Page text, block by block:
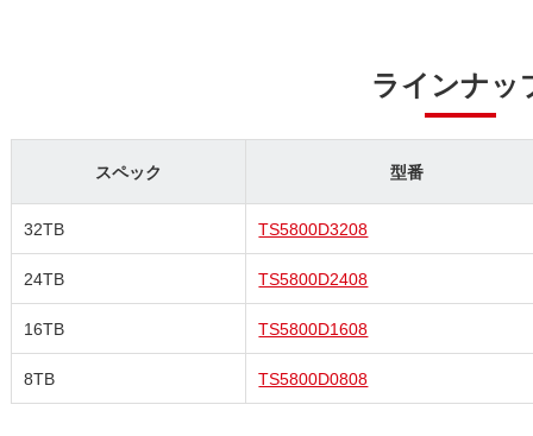
ラインナッ
スペック 型番
32TB TS5800D3208
24TB TS5800D2408
16TB TS5800D1608
8TB TS5800D0808